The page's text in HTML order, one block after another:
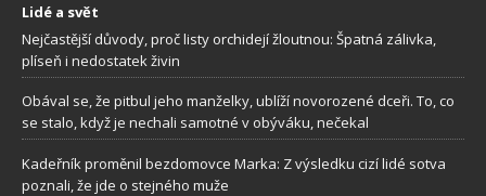
Lidé a svět
Nejčastější důvody, proč listy orchidejí žloutnou: Špatná zálivka,
plíseň i nedostatek živin
Obával se, že pitbul jeho manželky, ublíží novorozené dceři. To, co
se stalo, když je nechali samotné v obýváku, nečekal
Kadeřník proměnil bezdomovce Marka: Z výsledku cizí lidé sotva
poznali, že jde o stejného muže